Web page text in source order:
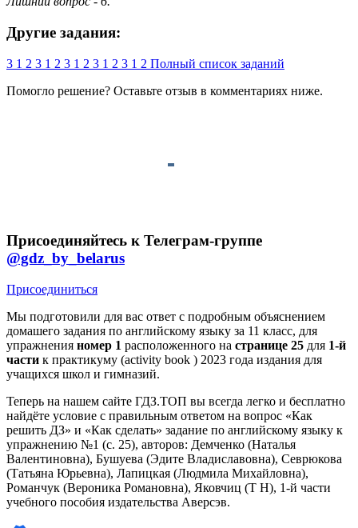
Другие задания:
3 1 2 3 1 2 3 1 2 3 1 2 3 1 2 Полный список заданий
Помогло решение? Оставьте отзыв в комментариях ниже.
Присоединяйтесь к Телеграм-группе
@gdz_by_belarus
Присоединиться
Мы подготовили для вас ответ c подробным объяснением
домашего задания по английскому языку за 11 класс, для
упражнения номер 1 расположенного на странице 25 для 1-й
части к практикуму (activity book ) 2023 года издания для
учащихся школ и гимназий.
Теперь на нашем сайте ГДЗ.ТОП вы всегда легко и бесплатно
найдёте условие с правильным ответом на вопрос «Как
решить ДЗ» и «Как сделать» задание по английскому языку к
упражнению №1 (с. 25), авторов: Демченко (Наталья
Валентиновна), Бушуева (Эдите Владиславовна), Севрюкова
(Татьяна Юрьевна), Лапицкая (Людмила Михайловна),
Романчук (Вероника Романовна), Яковчиц (Т Н), 1-й части
учебного пособия издательства Аверсэв.